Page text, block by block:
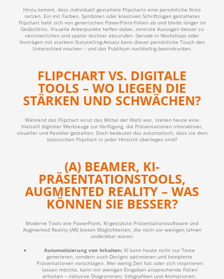
Hinzu kommt, dass individuell gestaltete Flipcharts eine persönliche Note
setzen. Ein mit Farben, Symbolen oder kreativen Schriftzügen gestaltetes
Flipchart hebt sich von generischen PowerPoint-Folien ab und bleibt länger im
Gedächtnis. Visuelle Ankerpunkte helfen dabei, zentrale Aussagen besser zu
verinnerlichen und später leichter abzurufen. Gerade in Workshops oder
Vorträgen mit starkem Storytelling-Ansatz kann dieser persönliche Touch den
Unterschied machen – und das Publikum nachhaltig beeindrucken.
FLIPCHART VS. DIGITALE
TOOLS – WO LIEGEN DIE
STÄRKEN UND SCHWÄCHEN?
Während das Flipchart einst das Mittel der Wahl war, stehen heute eine
Vielzahl digitaler Werkzeuge zur Verfügung, die Präsentationen interaktiver,
visueller und flexibler gestalten. Doch bedeutet das automatisch, dass sie dem
klassischen Flipchart in jeder Hinsicht überlegen sind?
(A) BEAMER, KI-
PRÄSENTATIONSTOOLS,
AUGMENTED REALITY – WAS
KÖNNEN SIE BESSER?
Moderne Tools wie PowerPoint, KI-gestützte Präsentationssoftware und
Augmented Reality (AR) bieten Möglichkeiten, die noch vor wenigen Jahren
undenkbar waren.
Automatisierung von Inhalten: KI kann heute nicht nur Texte
generieren, sondern auch Designs optimieren und komplette
Präsentationen vorschlagen. Wer wenig Zeit hat oder sich inspirieren
lassen möchte, kann mit wenigen Eingaben ansprechende Folien
erhalten – inklusive Diagrammen, Infografiken und Animationen.